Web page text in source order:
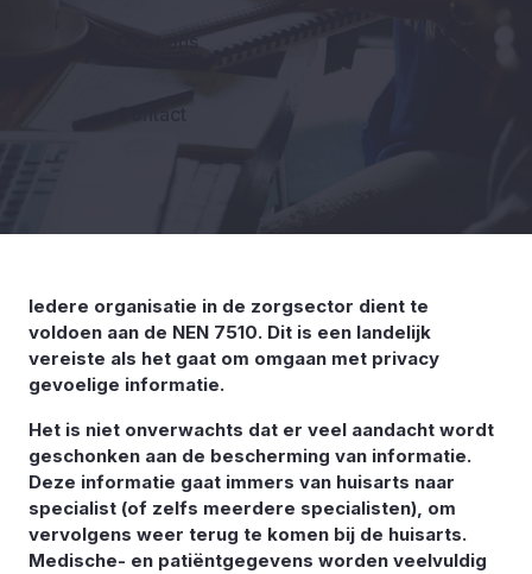
Iedere organisatie in de zorgsector dient te
voldoen aan de NEN 7510. Dit is een landelijk
vereiste als het gaat om omgaan met privacy
gevoelige informatie.
Het is niet onverwachts dat er veel aandacht wordt
geschonken aan de bescherming van informatie.
Deze informatie gaat immers van huisarts naar
specialist (of zelfs meerdere specialisten), om
vervolgens weer terug te komen bij de huisarts.
Medische- en patiëntgegevens worden veelvuldig